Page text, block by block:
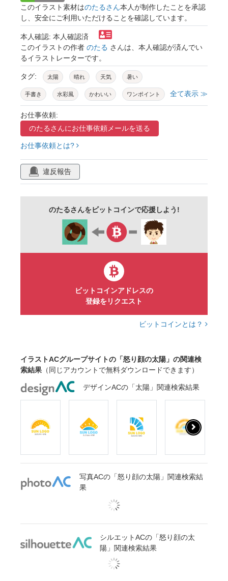
このイラスト素材はのたるさん本人が制作したことを承認
し、安全にご利用いただけることを確認しています。
本人確認: 本人確認済
このイラストの作者 のたる さんは、本人確認が済んでい
るイラストレーターです。
タグ: 太陽 晴れ 天気 暑い
手書き 水彩風 かわいい ワンポイント 全て表示 ≫
お仕事依頼:
のたるさんにお仕事依頼メールを送る
お仕事依頼とは?
違反報告
のたるさんをビットコインで応援しよう!
ビットコインアドレスの
登録をリクエスト
ビットコインとは？
イラストACグループサイトの「怒り顔の太陽」の関連検
索結果 （同じアカウントで無料ダウンロードできます）
デザインACの「太陽」関連検索結果
写真ACの「怒り顔の太陽」関連検索結
果
シルエットACの「怒り顔の太
陽」関連検索結果